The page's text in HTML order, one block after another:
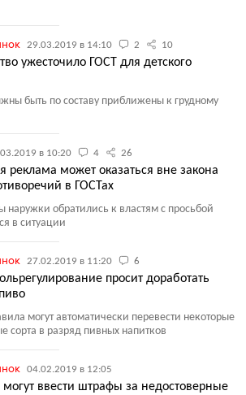
29.03.2019 в 14:10 2 10
ужесточило ГОСТ для детского
быть по составу приближены к грудному
в 10:20 4 26
реклама может оказаться вне закона
в ГОСТах
наружки обратились к властям с просьбой
в ситуации
27.02.2019 в 11:20 6
просит доработать
могут автоматически перевести некоторые
сорта в разряд пивных напитков
04.02.2019 в 12:05
могут ввести штрафы за недостоверные